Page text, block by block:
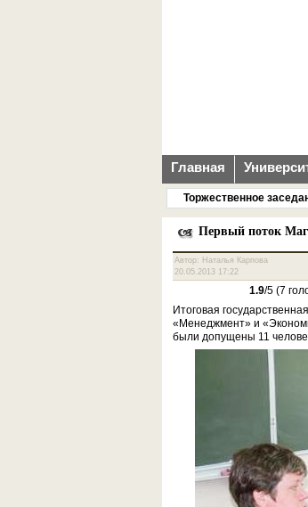
Главная
Торжественное
Первый поток
Автор: Наталья Карпова
20.05.2013 17:22
1.9/5 (7
Итоговая
«Менеджмент» и
были допущены 11